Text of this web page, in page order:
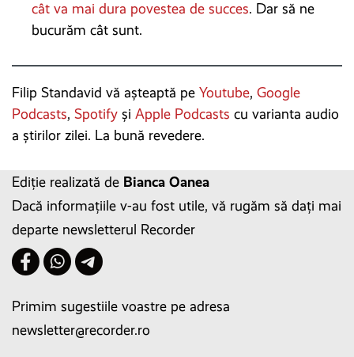
cât va mai dura povestea de succes. Dar să ne
bucurăm cât sunt.
Filip Standavid vă așteaptă pe Youtube, Google
Podcasts, Spotify și Apple Podcasts cu varianta audio
a știrilor zilei. La bună revedere.
Ediție realizată de Bianca Oanea
Dacă informațiile v-au fost utile, vă rugăm să dați mai
departe newsletterul Recorder
Primim sugestiile voastre pe adresa
newsletter@recorder.ro